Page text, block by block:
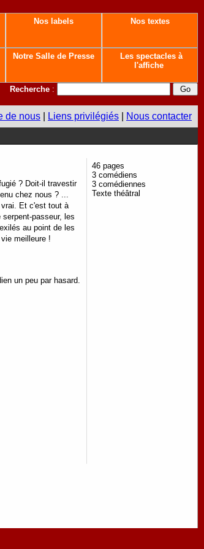
Nos labels Nos textes
Notre Salle de Presse
Les spectacles à
l'affiche
Recherche :
de nous Liens privilégiés Nous contacter
? Doit-il travestir
chez nous ? ...
Et c'est tout à
passeur, les
au point de les
meilleure !
un peu par hasard.
46 pages
3 comédiens
3 comédiennes
Texte théâtral